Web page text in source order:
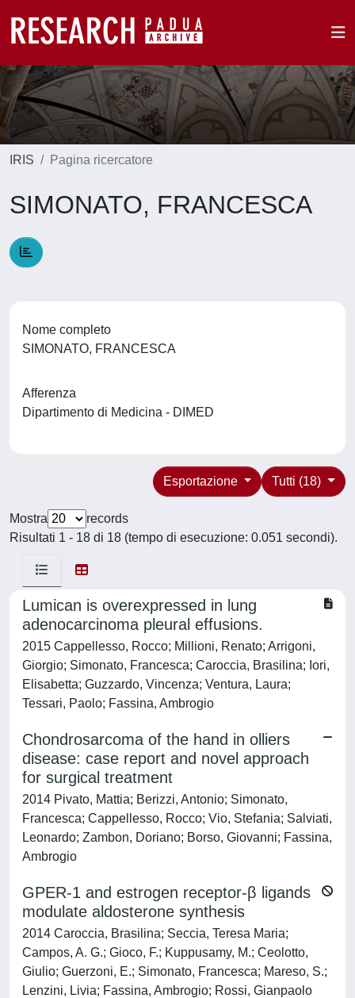
IRIS Pagina ricercatore
SIMONATO, FRANCESCA
Nome completo
SIMONATO, FRANCESCA
Afferenza
Dipartimento di Medicina - DIMED
Tutti (18)
Esportazione
Mostra
records
Risultati 1 - 18 di 18 (tempo di esecuzione: 0.051 secondi).
Lumican is overexpressed in lung
adenocarcinoma pleural effusions.
2015 Cappellesso, Rocco; Millioni, Renato; Arrigoni,
Giorgio; Simonato, Francesca; Caroccia, Brasilina; Iori,
Elisabetta; Guzzardo, Vincenza; Ventura, Laura;
Tessari, Paolo; Fassina, Ambrogio
Chondrosarcoma of the hand in olliers
disease: case report and novel approach
for surgical treatment
2014 Pivato, Mattia; Berizzi, Antonio; Simonato,
Francesca; Cappellesso, Rocco; Vio, Stefania; Salviati,
Leonardo; Zambon, Doriano; Borso, Giovanni; Fassina,
Ambrogio
GPER-1 and estrogen receptor-β ligands
modulate aldosterone synthesis
2014 Caroccia, Brasilina; Seccia, Teresa Maria;
Campos, A. G.; Gioco, F.; Kuppusamy, M.; Ceolotto,
Giulio; Guerzoni, E.; Simonato, Francesca; Mareso, S.;
Lenzini, Livia; Fassina, Ambrogio; Rossi, Gianpaolo